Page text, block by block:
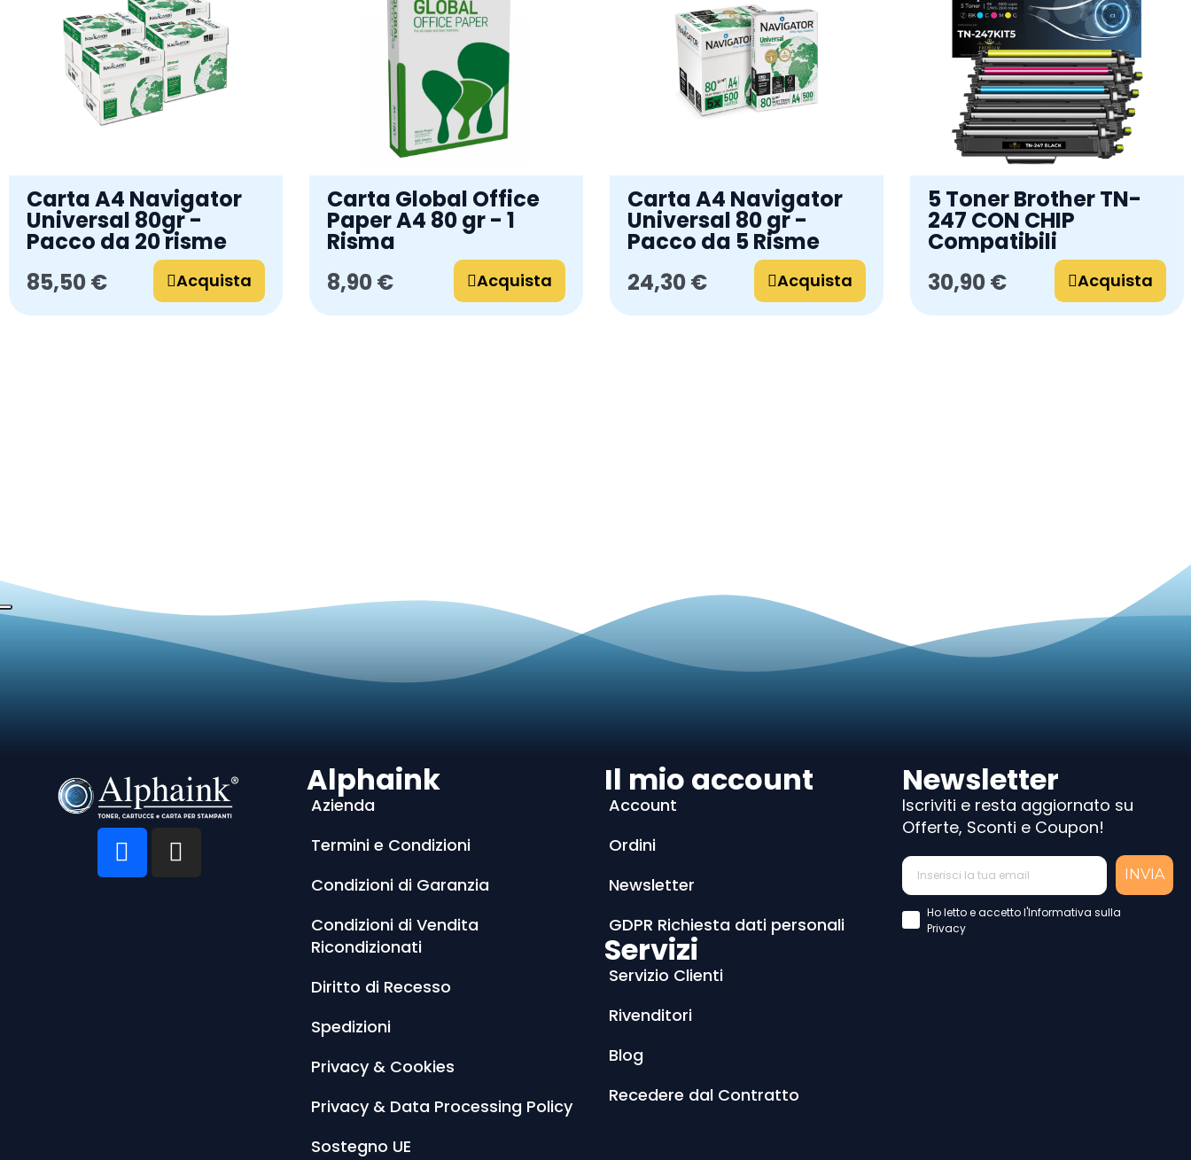
Carta A4 Navigator
Universal 80gr -
Pacco da 20 risme
85,50 €
Acquista
Carta Global Office
Paper A4 80 gr - 1
Risma
8,90 €
Acquista
Carta A4 Navigator
Universal 80 gr -
Pacco da 5 Risme
24,30 €
Acquista
5 Toner Brother TN-
247 CON CHIP
Compatibili
30,90 €
Acquista
Alphaink
Azienda
Termini e Condizioni
Condizioni di Garanzia
Condizioni di Vendita
Ricondizionati
Diritto di Recesso
Spedizioni
Privacy & Cookies
Privacy & Data Processing Policy
Sostegno UE
Il mio account
Account
Ordini
Newsletter
GDPR Richiesta dati personali
Servizi
Servizio Clienti
Rivenditori
Blog
Recedere dal Contratto
Newsletter
Iscriviti e resta aggiornato su
Offerte, Sconti e Coupon!
INVIA
Accettazione Privacy Policy
Ho letto e accetto l'Informativa sulla
Privacy